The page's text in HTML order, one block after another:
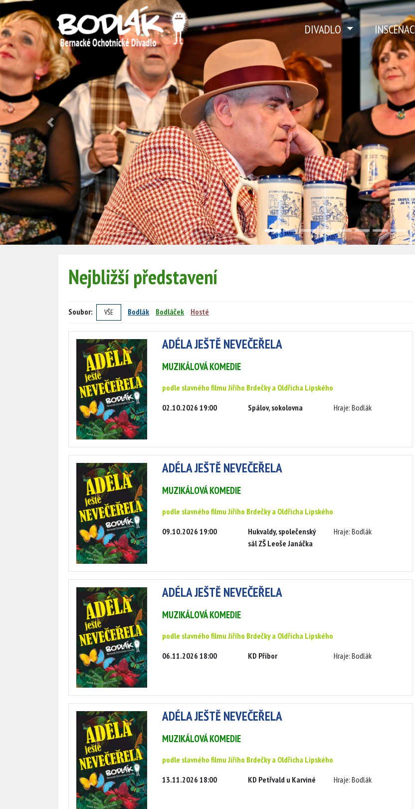
DIVADLO
Previous
Nejbližší představení
Soubor: VŠE Bodlák Bodláček Hosté
ADÉLA JEŠTĚ NEVEČEŘELA
MUZIKÁLOVÁ KOMEDIE
podle slavného filmu Jiřího Brdečky a Oldřicha Lipského
02.10.2026 19:00
Spálov, sokolovna Hraje: Bodlák
ADÉLA JEŠTĚ NEVEČEŘELA
MUZIKÁLOVÁ KOMEDIE
podle slavného filmu Jiřího Brdečky a Oldřicha Lipského
09.10.2026 19:00
Hukvaldy, společenský
sál ZŠ Leoše Janáčka
Hraje: Bodlák
ADÉLA JEŠTĚ NEVEČEŘELA
MUZIKÁLOVÁ KOMEDIE
podle slavného filmu Jiřího Brdečky a Oldřicha Lipského
06.11.2026 18:00
KD Příbor Hraje: Bodlák
ADÉLA JEŠTĚ NEVEČEŘELA
MUZIKÁLOVÁ KOMEDIE
podle slavného filmu Jiřího Brdečky a Oldřicha Lipského
13.11.2026 18:00
KD Petřvald u Karviné Hraje: Bodlák